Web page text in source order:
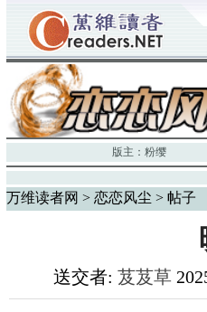
版主： 粉缨
万维读者网 > 恋恋风尘 > 帖子
送交者: 芨芨草